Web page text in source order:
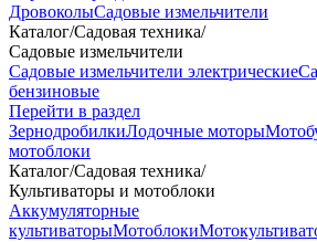
ДровоколыСадовые измельчители
Каталог/Садовая техника/
Садовые измельчители
Садовые измельчители электрические
бензиновые
Перейти в раздел
ЗернодробилкиЛодочные моторы
мотоблоки
Каталог/Садовая техника/
Культиваторы и мотоблоки
Аккумуляторные
культиваторыМотоблоки